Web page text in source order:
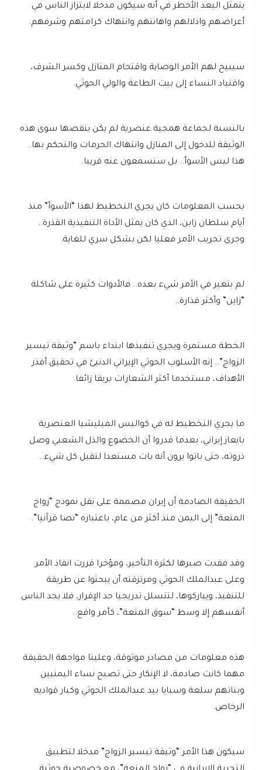
يتمثل البعد الأخطر في أنه سيكون مدخلا لابتزاز الناس في
أعراضهم واذلالهم واهانتهم وانتهاك كرامتهم وشرفهم.
سيبيح لهم الأمر الوصاية واقتحام المنازل وكسر الشرف،
واقتياد النساء إلى بيت الطاعة والولي الحوثي.
بالنسبة لجماعة همجية عنصرية لم يكن ينقصها سوى هذه
الوثيقة للدخول إلى المنازل وانتهاك الحرمات والتحكم بها..
هذا ليس الأسوأ.. بل ستسمعون عنه قريبا.
بحسب المعلومات كان يجري التخطيط لهذا “الأسوأ” منذ
أيام سلطان زابن، الذي كان يمثل الأداة التنفيذية القذرة..
وجرى تجريب الأمر فعليا لكن بشكل سري للغاية.
لم يتغير في الأمر شيء بعده.. فالأدوات كثيرة على شاكلة
“زابن” وأكثر قذارة..
الخطة مستمرة ويجري تنفيذها ابتداء باسم “وثيقة تيسير
الزواج”.. إنه الأسلوب الحوثي الإيراني الدنيئ في تحقيق أقذر
الأهداف، مستخدما أكثر الشعارات بريقا زائفا.
ما يجري التخطيط له في كواليس الميليشيا العنصرية
بايعاز إيراني، بعدما قدروا أن الخضوع والذل الشعبي وصل
ذروته، حتى باتوا يرون أنه بات مستعدا لتقبل كل شيء..
الحقيقة الصادمة أن إيران مصممة على نقل نموذج “زواج
المتعة” إلى اليمن منذ أكثر من عام، باعتباره “نصا قرآنيا”.
وقد فقدت صبرها لكثرة التأخير، ومؤخرا قررت انفاذ الأمر
وعلى عبدالملك الحوثي ومرتزقته أن يبحثوا عن طريقة
للتنفيذ، ويباركوها، لتتسلل تدريجيا حد الإقرار، فلا يجد الناس
أنفسهم إلا وسط “سوق المتعة”، كأمر واقع..
هذه معلومات من مصادر موثوقة، وعلينا مواجهة الحقيقة
مهما كانت صادمة، لا الإنكار حتى تصبح نساء اليمنيين
وبناتهم سلعة وسبايا بيد عبدالملك الحوثي وكبار قواديه
الرخاص.
سيكون هذا الأمر “وثيقة تيسير الزواج” مدخلا لتطبيق